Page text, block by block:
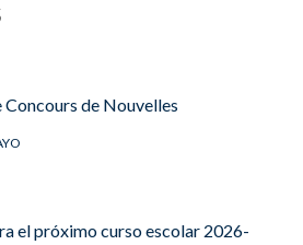
Concours de Nouvelles
el próximo curso escolar 2026-